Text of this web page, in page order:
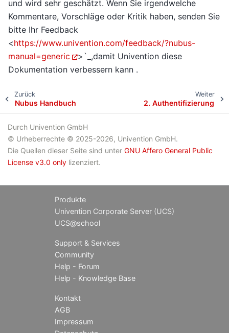
und wird sehr geschätzt. Wenn Sie irgendwelche
Kommentare, Vorschläge oder Kritik haben, senden Sie
bitte Ihr Feedback
<https://www.univention.com/feedback/?nubus-
manual=generic
>`_,damit Univention diese
Dokumentation verbessern kann .
Zurück
Nubus Handbuch
Weiter
2.Authentifizierung
Durch Univention GmbH
© Urheberrechte © 2025-2026, Univention GmbH.
Die Quellen dieser Seite sind unter GNU Affero General Public
License v3.0 only lizenziert.
Produkte
Univention Corporate Server (UCS)
UCS@school
Support & Services
Community
Help - Forum
Help - Knowledge Base
Kontakt
AGB
Impressum